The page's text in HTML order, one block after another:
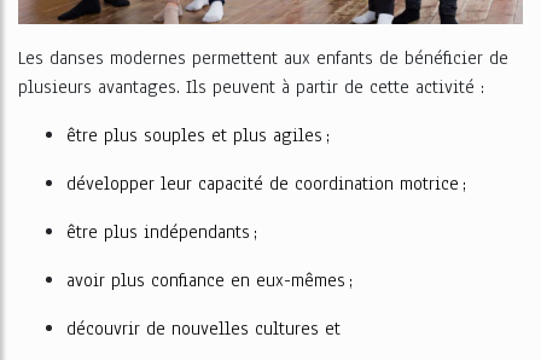
Les danses modernes permettent aux enfants de bénéficier de
plusieurs avantages. Ils peuvent à partir de cette activité :
être plus souples et plus agiles ;
développer leur capacité de coordination motrice ;
être plus indépendants ;
avoir plus confiance en eux-mêmes ;
découvrir de nouvelles cultures et